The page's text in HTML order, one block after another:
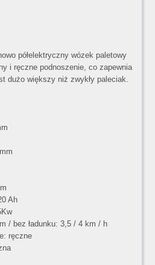
półelektryczny wózek paletowy
i ręczne podnoszenie, co zapewnia
dużo większy niż zwykły paleciak.
Ah
/ bez ładunku: 3,5 / 4 km / h
ręczne